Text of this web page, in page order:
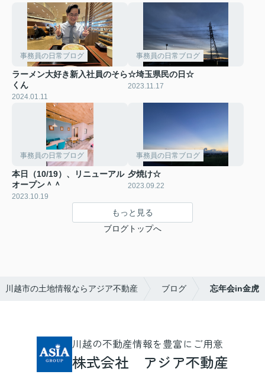
事務員の日常ブログ
ラーメン大好き新入社員のそら
くん
2024.01.11
事務員の日常ブログ
☆埼玉県民の日☆
2023.11.17
事務員の日常ブログ
本日（10/19）、リニューアル
オープン＾＾
2023.10.19
事務員の日常ブログ
夕焼け☆
2023.09.22
もっと見る
ブログトップへ
川越市の土地情報ならアジア不動産 ブログ 忘年会in金虎
川越の不動産情報を豊富にご用意
株式会社 アジア不動産